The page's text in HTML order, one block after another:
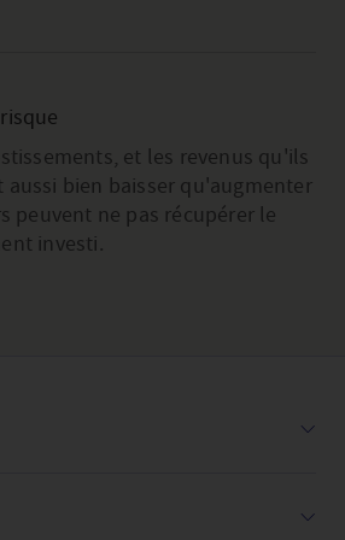
et les revenus qu'ils
aussi bien baisser qu'augmenter
peuvent ne pas récupérer le
investi.